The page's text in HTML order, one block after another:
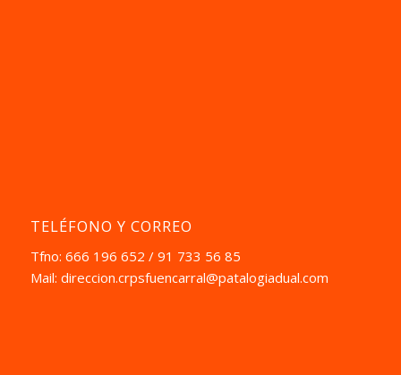
TELÉFONO Y CORREO
Tfno: 666 196 652 / 91 733 56 85
Mail: direccion.crpsfuencarral@patalogiadual.com